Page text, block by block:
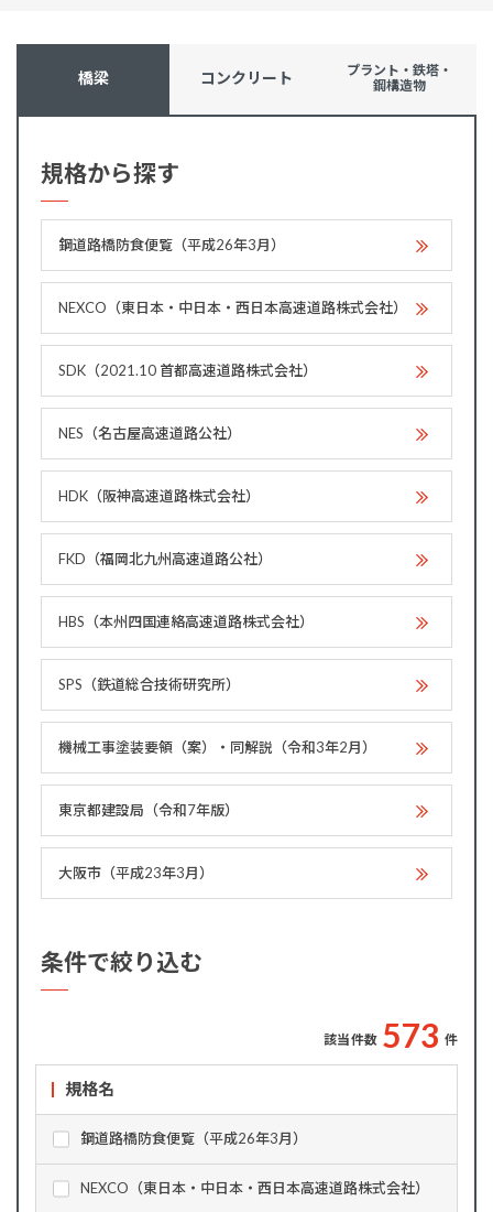
橋梁 コンクリート
プラント・鉄塔・
鋼構造物
規格から探す
鋼道路橋防食便覧（平成26年3月）
NEXCO（東日本・中日本・西日本高速道路株式会社）
SDK（2021.10 首都高速道路株式会社）
NES（名古屋高速道路公社）
HDK（阪神高速道路株式会社）
FKD（福岡北九州高速道路公社）
HBS（本州四国連絡高速道路株式会社）
SPS（鉄道総合技術研究所）
機械工事塗装要領（案）・同解説（令和3年2月）
東京都建設局（令和7年版）
大阪市（平成23年3月）
条件で絞り込む
該当件数 573 件
規格名
鋼道路橋防食便覧（平成26年3月）
NEXCO（東日本・中日本・西日本高速道路株式会社）